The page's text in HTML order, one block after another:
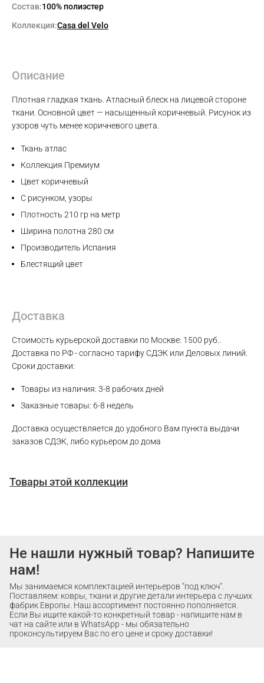
Состав:100% полиэстер
Коллекция:Casa del Velo
Описание
Плотная гладкая ткань. Атласный блеск на лицевой стороне
ткани. Основной цвет — насыщенный коричневый. Рисунок из
узоров чуть менее коричневого цвета.
Ткань атлас
Коллекция Премиум
Цвет коричневый
С рисунком, узоры
Плотность 210 гр на метр
Ширина полотна 280 см
Производитель Испания
Блестящий цвет
Доставка
Стоимость курьерской доставки по Москве: 1500 руб..
Доставка по РФ - согласно тарифу СДЭК или Деловых линий.
Сроки доставки:
Товары из наличия: 3-8 рабочих дней
Заказные товары: 6-8 недель
Доставка осуществляется до удобного Вам пункта выдачи
заказов СДЭК, либо курьером до дома
Товары этой коллекции
Не нашли нужный товар? Напишите
нам!
Мы занимаемся комплектацией интерьеров "под ключ".
Поставляем: ковры, ткани и другие детали интерьера с лучших
фабрик Европы. Наш ассортимент постоянно пополняется.
Если Вы ищите какой-то конкретный товар - напишите нам в
чат на сайте или в WhatsApp - мы обязательно
проконсультируем Вас по его цене и сроку доставки!
WhatsApp
Telegram